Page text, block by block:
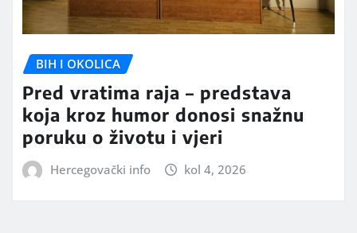
BIH I OKOLICA
Pred vratima raja – predstava
koja kroz humor donosi snažnu
poruku o životu i vjeri
Hercegovački info kol 4, 2026